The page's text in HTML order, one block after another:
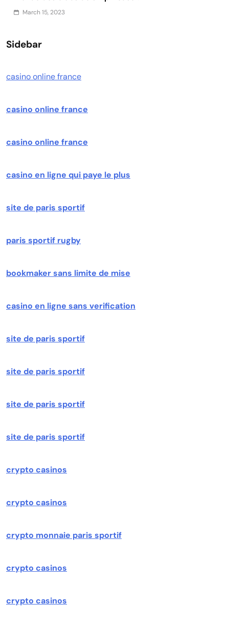
March 15, 2023
Sidebar
casino online france
casino online france
casino online france
casino en ligne qui paye le plus
site de paris sportif
paris sportif rugby
bookmaker sans limite de mise
casino en ligne sans verification
site de paris sportif
site de paris sportif
site de paris sportif
site de paris sportif
crypto casinos
crypto casinos
crypto monnaie paris sportif
crypto casinos
crypto casinos